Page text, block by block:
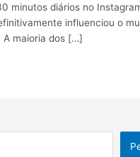
minutos diários no
influenciou o
A maioria dos […]